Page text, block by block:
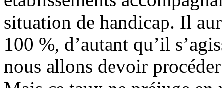
situation de handicap. Il
100 %, d’autant qu’il
nous allons devoir